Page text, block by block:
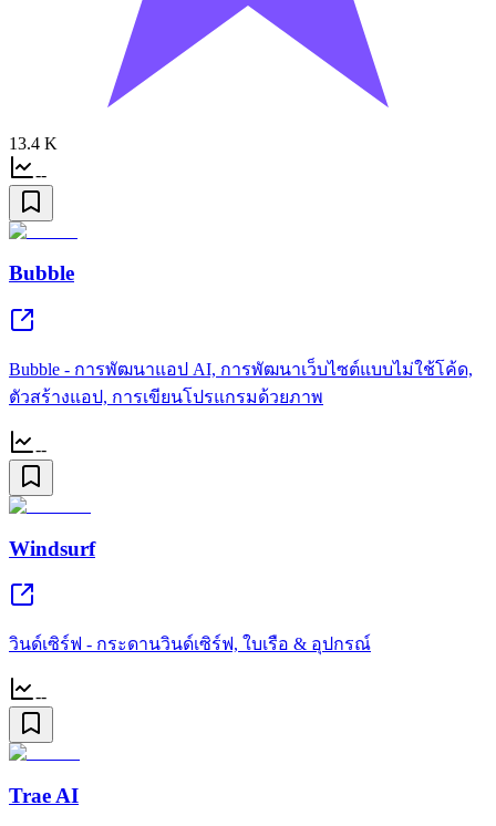
13.4 K
--
Bubble
Bubble - การพัฒนาแอป AI, การพัฒนาเว็บไซต์แบบไม่ใช้โค้ด,
ตัวสร้างแอป, การเขียนโปรแกรมด้วยภาพ
--
Windsurf
วินด์เซิร์ฟ - กระดานวินด์เซิร์ฟ, ใบเรือ & อุปกรณ์
--
Trae AI